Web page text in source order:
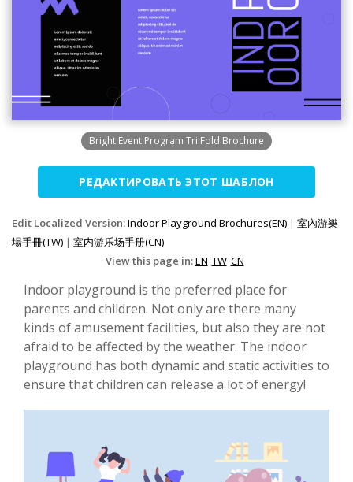
Bright Event Program Tri Fold Brochure
РЕДАКТИРОВАТЬ ЭТОТ ШАБЛОН
Edit Localized Version:Indoor Playground Brochures(EN) | 室內游樂
場手冊(TW) | 室内游乐场手册(CN)
View this page in:EN TW CN
Indoor playground is the preferred place for
parents and children. Not only are there many
kinds of amusement facilities, but also they are not
afraid to be affected by the weather. The indoor
playground has both dynamic and static activities to
ensure that children can release a lot of energy!